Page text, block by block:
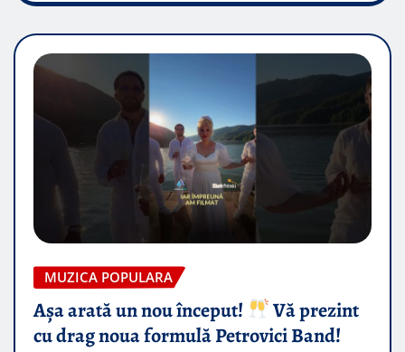
MUZICA POPULARA
Așa arată un nou început!
Vă prezint
cu drag noua formulă Petrovici Band!